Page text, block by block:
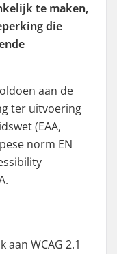
te maken,
die
aan de
ter uitvoering
(EAA,
norm EN
WCAG 2.1